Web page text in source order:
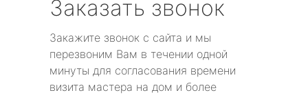
Заказать звонок
Закажите звонок с сайта и мы
перезвоним Вам в течении одной
минуты для согласования времени
визита мастера на дом и более